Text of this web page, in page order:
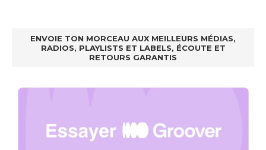
ENVOIE TON MORCEAU AUX MEILLEURS MÉDIAS,
RADIOS, PLAYLISTS ET LABELS, ÉCOUTE ET
RETOURS GARANTIS